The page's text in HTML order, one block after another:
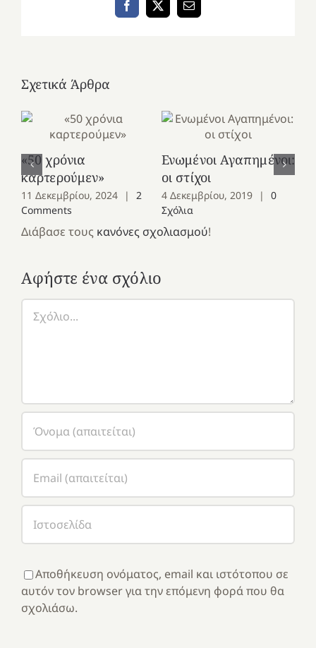
Facebook
X Email
Σχετικά Άρθρα
«50 χρόνια
καρτερούμεν»
11 Δεκεμβρίου, 2024 |
2
Comments
Ενωμένοι Αγαπημένοι:
οι στίχοι
4 Δεκεμβρίου, 2019 |
0
Σχόλια
Διάβασε τους κανόνες σχολιασμού!
Αφήστε ένα σχόλιο
Αποθήκευση ονόματος, email και ιστότοπου σε
αυτόν τον browser για την επόμενη φορά που θα
σχολιάσω.